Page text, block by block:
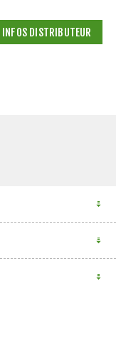
INFOS DISTRIBUTEUR